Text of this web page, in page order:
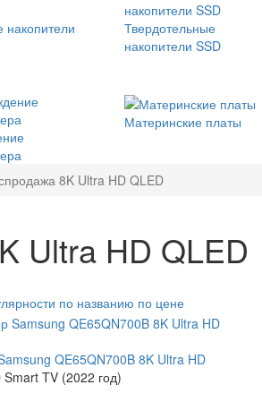
Твердотельные
накопители SSD
Материнские платы
8K Ultra HD QLED
Ultra HD QLED
по названию по цене
QE65QN700B 8K Ultra HD
TV (2022 год)